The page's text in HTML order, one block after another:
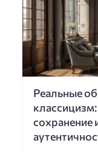
Реальные
сохранение